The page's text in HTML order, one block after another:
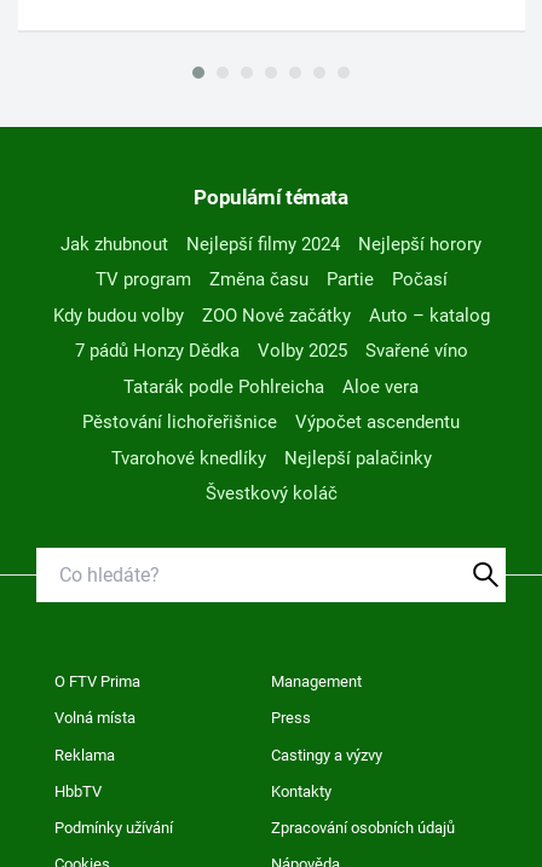
Populární témata
Jak zhubnout Nejlepší filmy 2024
Nejlepší horory
TV program
Změna času Partie
Počasí
Kdy budou volby
ZOO Nové začátky
Auto – katalog
7 pádů Honzy Dědka
Volby 2025
Svařené víno
Tatarák podle Pohlreicha
Aloe vera
Pěstování lichořeřišnice
Výpočet ascendentu
Tvarohové knedlíky
Nejlepší palačinky
Švestkový koláč
O FTV Prima Management
Volná místa Press
Reklama Castingy a výzvy
HbbTV Kontakty
Podmínky užívání Zpracování osobních údajů